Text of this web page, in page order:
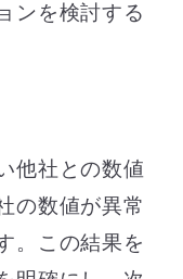
ンを検討する
他社との数値
の数値が異常
。この結果を